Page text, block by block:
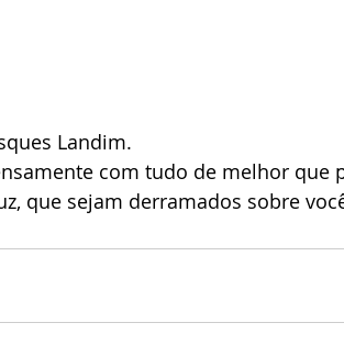
Landim.
com tudo de melhor que
que sejam derramados sobre